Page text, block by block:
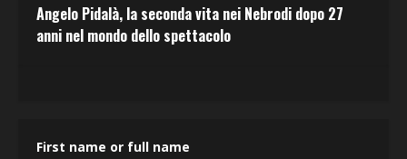
Angelo Pidalà, la seconda vita nei Nebrodi dopo 27
anni nel mondo dello spettacolo
First name or full name